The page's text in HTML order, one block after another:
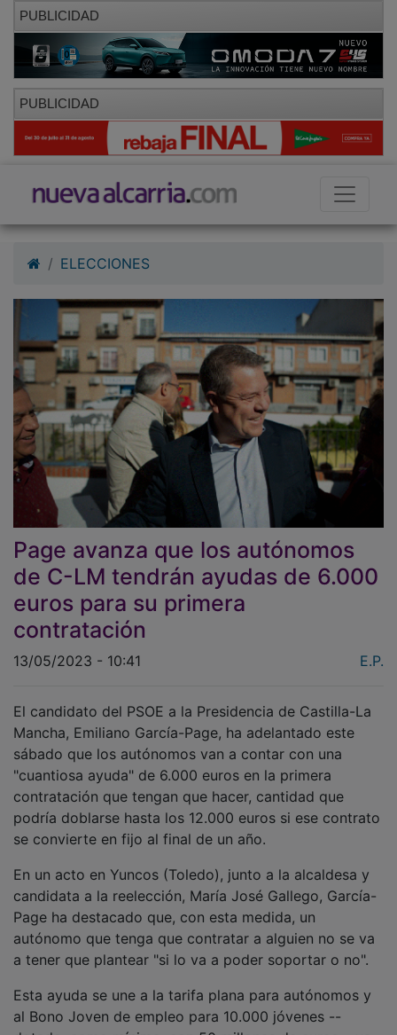
PUBLICIDAD
PUBLICIDAD
Page avanza que los autónomos
de C-LM tendrán ayudas de 6.000
euros para su primera
contratación
Mancha, Emiliano García-Page, ha adelantado este
sábado que los autónomos van a contar con una
"cuantiosa ayuda" de 6.000 euros en la primera
contratación que tengan que hacer, cantidad que
podría doblarse hasta los 12.000 euros si ese contrato
se convierte en fijo al final de un año.
candidata a la reelección, María José Gallego, García-
Page ha destacado que, con esta medida, un
autónomo que tenga que contratar a alguien no se va
a tener que plantear "si lo va a poder soportar o no".
al Bono Joven de empleo para 10.000 jóvenes --
dotado, como mínimo, con 50 millones de euros-- ya